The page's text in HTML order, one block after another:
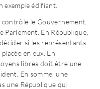
exemple édifiant.
contrôle le Gouvernement,
En République,
si les représentants
en eux. En
libres doit être une
En somme, une
une République qui